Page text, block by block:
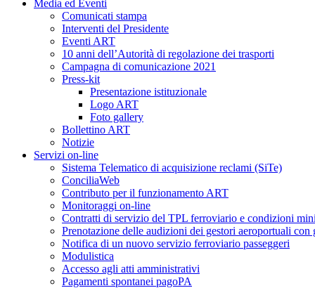
Media ed Eventi
Comunicati stampa
Interventi del Presidente
Eventi ART
10 anni dell’Autorità di regolazione dei trasporti
Campagna di comunicazione 2021
Press-kit
Presentazione istituzionale
Logo ART
Foto gallery
Bollettino ART
Notizie
Servizi on-line
Sistema Telematico di acquisizione reclami (SiTe)
ConciliaWeb
Contributo per il funzionamento ART
Monitoraggi on-line
Contratti di servizio del TPL ferroviario e condizioni
Prenotazione delle audizioni dei gestori aeroportuali con
Notifica di un nuovo servizio ferroviario passeggeri
Modulistica
Accesso agli atti amministrativi
Pagamenti spontanei pagoPA